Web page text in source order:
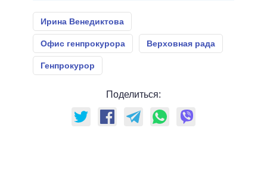
Ирина Венедиктова
Офис генпрокурора Верховная рада
Генпрокурор
Поделиться: